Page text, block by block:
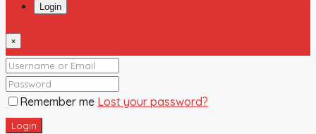
Login
×
Remember me Lost your password?
Login